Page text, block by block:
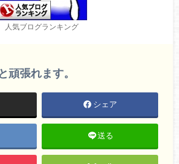
人気ブログランキング
頑張れます。
シェア
送る